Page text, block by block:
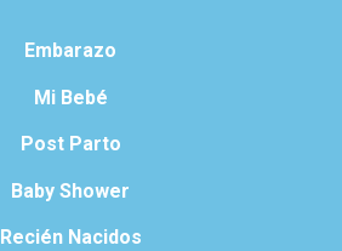
Embarazo
Mi Bebé
Post Parto
Baby Shower
Recién Nacidos